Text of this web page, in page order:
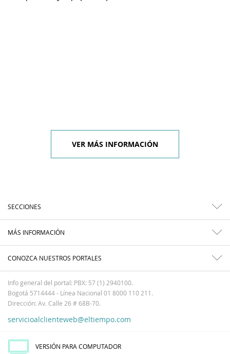
VER MÁS INFORMACIÓN
SECCIONES
MÁS INFORMACIÓN
CONOZCA NUESTROS PORTALES
Info general del portal: PBX: 57 (1) 2940100.
Bogotá 5714444 - Línea Nacional 01 8000 110 211.
Dirección: Av. Calle 26 # 68B-70.
servicioalclienteweb@eltiempo.com
VERSIÓN PARA COMPUTADOR